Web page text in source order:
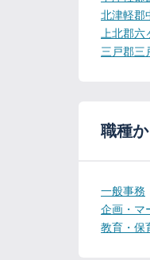
北津軽郡
上北郡
三戸郡三
職種
一般事務
企画・マ
教育・保